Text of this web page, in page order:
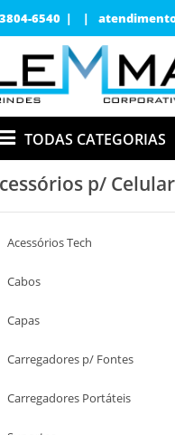
6540 | |
TODAS CATEGORIAS
p/ Celular
Acessórios Tech
Cabos
Capas
Carregadores p/ Fontes
Carregadores Portáteis